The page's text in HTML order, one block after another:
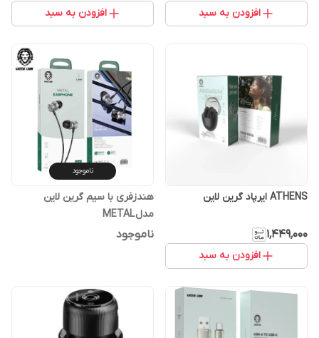
افزودن به سبد افزودن به سبد
ATHENS ایرپاد گرین لاین
۱٬۴۴۹٬۰۰۰
افزودن به سبد
ناموجود
هندزفری با‌ سیم گرین لاین
مدل METAL
ناموجود